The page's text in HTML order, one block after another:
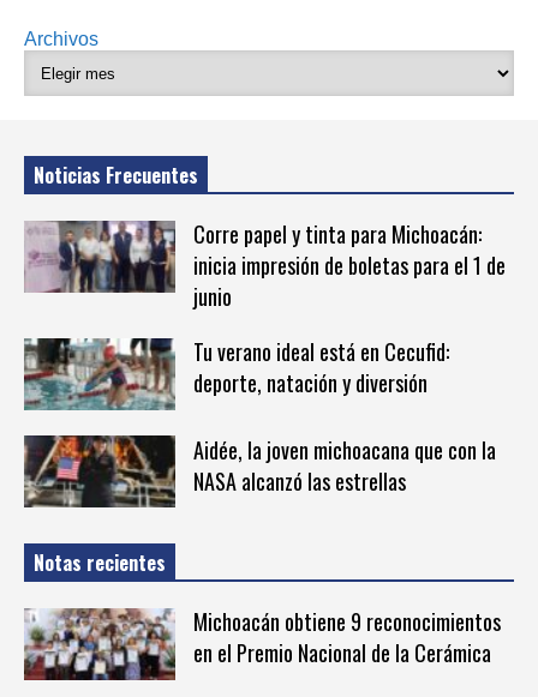
Archivos
Noticias Frecuentes
Corre papel y tinta para Michoacán:
inicia impresión de boletas para el 1 de
junio
Tu verano ideal está en Cecufid:
deporte, natación y diversión
Aidée, la joven michoacana que con la
NASA alcanzó las estrellas
Notas recientes
Michoacán obtiene 9 reconocimientos
en el Premio Nacional de la Cerámica